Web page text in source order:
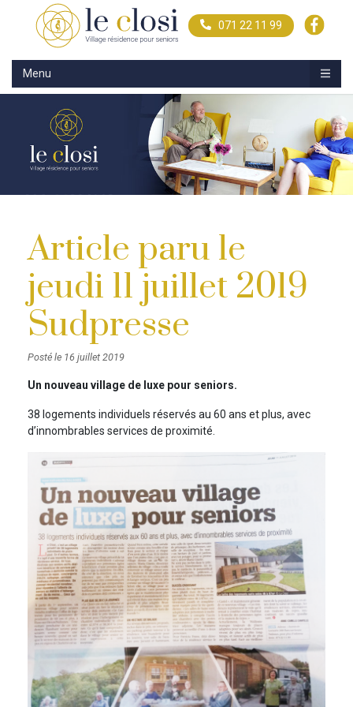
071 22 11 99
Menu
Article paru le
jeudi 11 juillet 2019
Sudpresse
Posté le 16 juillet 2019
Un nouveau village de luxe pour seniors.
38 logements individuels réservés au 60 ans et plus, avec
d’innombrables services de proximité.